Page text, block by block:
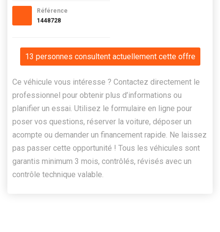
Référence
1448728
13 personnes consultent actuellement cette offre
Ce véhicule vous intéresse ? Contactez directement le
professionnel pour obtenir plus d’informations ou
planifier un essai. Utilisez le formulaire en ligne pour
poser vos questions, réserver la voiture, déposer un
acompte ou demander un financement rapide. Ne laissez
pas passer cette opportunité ! Tous les véhicules sont
garantis minimum 3 mois, contrôlés, révisés avec un
contrôle technique valable.